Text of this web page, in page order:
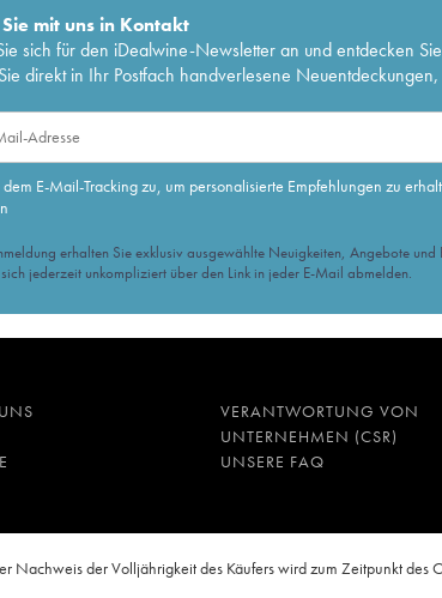
mit uns in Kontakt
sich für den iDealwine-Newsletter an und entdecken
direkt in Ihr Postfach handverlesene
dem E-Mail-Tracking zu, um personalisierte Empfehlungen zu
erhalten Sie exklusiv ausgewählte Neuigkeiten, Angebote
jederzeit unkompliziert über den Link in jeder E-Mail abmelden.
VERANTWORTUNG VON
UNTERNEHMEN (CSR)
UNSERE FAQ
Nachweis der Volljährigkeit des Käufers wird zum Zeitpunkt des